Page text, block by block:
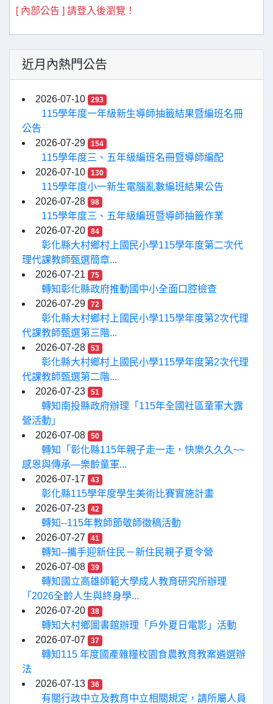
[ 內部公告 ] 請登入後瀏覽！
近月內熱門公告
2026-07-10 293
115學年度一年級新生導師抽籤結果暨編班名冊
公告
2026-07-29
154
115學年度三、五年級編班名冊暨導師編配
2026-07-10
130
115學年度小一新生電腦亂數編班結果公告
2026-07-28
98
115學年度三、五年級編班暨導師抽籤作業
2026-07-20
84
彰化縣大村鄉村上國民小學115學年度第二次代
理代課教師甄選簡章...
2026-07-21
75
轉知彰化縣政府推動國中小全面口腔檢查
2026-07-29
72
彰化縣大村鄉村上國民小學115學年度第2次代理
代課教師甄選第三階...
2026-07-28
53
彰化縣大村鄉村上國民小學115學年度第2次代理
代課教師甄選第二階...
2026-07-23
51
轉知南投縣政府辦理「115年全國社區童軍大露
營活動」
2026-07-08
50
轉知「彰化縣115年親子走一走，快樂久久久~~
感恩與傳承—樂齡童軍...
2026-07-17
43
彰化縣115學年度學生美術比賽實施計畫
2026-07-23
42
轉知--115年教師節敬師徵稿活動
2026-07-27
41
轉知--攜手迎新住民－新住民親子夏令營
2026-07-08
39
轉知國立高雄師範大學成人教育研究所辦理
「2026全齡人生與終身學...
2026-07-20
38
轉知大村鄉圖書館辦理「戶外夏日電影」活動
2026-07-07
37
轉知115 年度國產雜糧校園食農教育教案遴選辦
法
2026-07-13
36
有關行政中立及教育中立相關規定，請所屬人員